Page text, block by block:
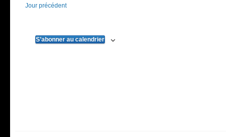
Jour précédent
S’abonner au calendrier